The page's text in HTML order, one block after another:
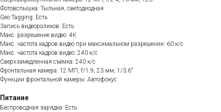
Фотовспышка: Тыльная, светодиодная
Geo Tagging: Есть
Запись видеороликов: Есть
Макс. разрешение видео: 4К
Макс. частота кадров видео при максимальном разрешении: 60 к/с
Макс. частота кадров видео: 240 к/с
Сверхзамедленная съёмка: 240 к/с
Фронтальная камера: 12 МП, f/1.9, 23 мм, 1/3.6"
Функции фронтальной камеры: Автофокус
Питание
Беспроводная зарядка: Есть